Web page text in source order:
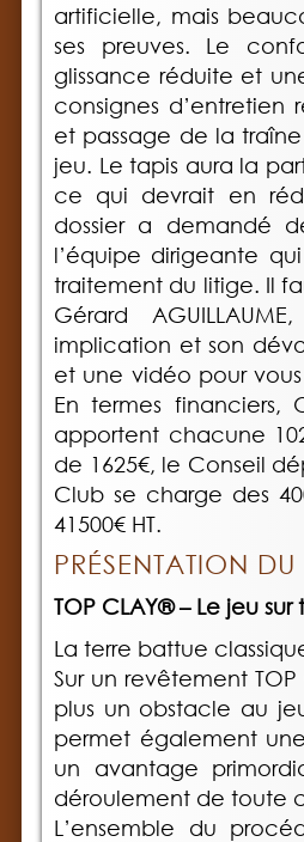
artificielle, mais
ses preuves. Le
glissance réduite et
consignes
et passage de la
jeu. Le tapis aura la
ce qui devrait en
dossier a demandé
l’équipe dirigeante
traitement du litige. Il
Gérard
implication et son
et une vidéo pour
En termes financiers,
apportent chacune
de 1625€, le Conseil
Club se charge des
41500€ HT.
PRÉSENTATION
TOP CLAY® – Le jeu
La terre battue
Sur un revêtement
plus un obstacle au
permet également
un avantage
déroulement de toute
L’ensemble du